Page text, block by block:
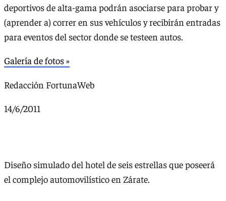
deportivos de alta-gama podrán asociarse para probar y
(aprender a) correr en sus vehículos y recibirán entradas
para eventos del sector donde se testeen autos.
Galería de fotos »
Redacción FortunaWeb
14/6/2011
Diseño simulado del hotel de seis estrellas que poseerá
el complejo automovilístico en Zárate.